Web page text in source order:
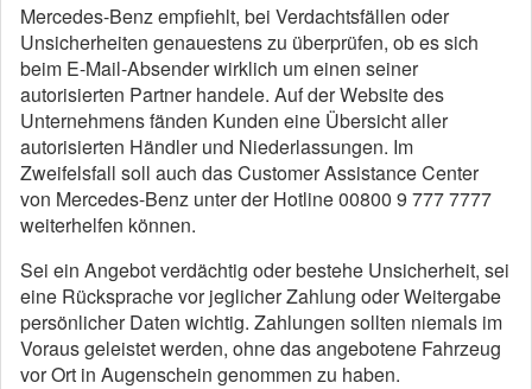
Mercedes-Benz empfiehlt, bei Verdachtsfällen oder
Unsicherheiten genauestens zu überprüfen, ob es sich
beim E-Mail-Absender wirklich um einen seiner
autorisierten Partner handele. Auf der Website des
Unternehmens fänden Kunden eine Übersicht aller
autorisierten Händler und Niederlassungen. Im
Zweifelsfall soll auch das Customer Assistance Center
von Mercedes-Benz unter der Hotline 00800 9 777 7777
weiterhelfen können.
Sei ein Angebot verdächtig oder bestehe Unsicherheit, sei
eine Rücksprache vor jeglicher Zahlung oder Weitergabe
persönlicher Daten wichtig. Zahlungen sollten niemals im
Voraus geleistet werden, ohne das angebotene Fahrzeug
vor Ort in Augenschein genommen zu haben.